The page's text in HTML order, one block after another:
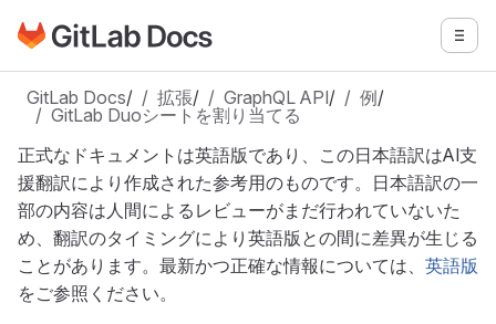
メインコンテンツにスキップ
GitLabドキュメントのホームページに移動 メニ
GitLab Docs/ 拡張/ GraphQL API/ 例/
GitLab Duoシートを割り当てる
正式なドキュメントは英語版であり、この日本語訳はAI支
援翻訳により作成された参考用のものです。日本語訳の一
部の内容は人間によるレビューがまだ行われていないた
め、翻訳のタイミングにより英語版との間に差異が生じる
ことがあります。最新かつ正確な情報については、 英語版
をご参照ください。